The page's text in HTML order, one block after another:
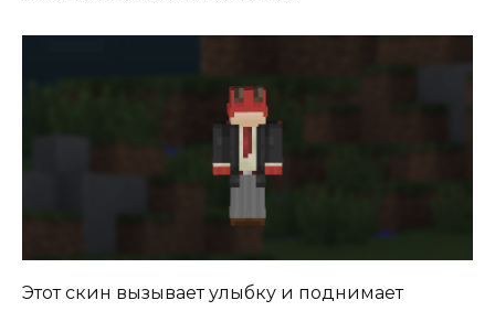
Этот скин вызывает улыбку и поднимает